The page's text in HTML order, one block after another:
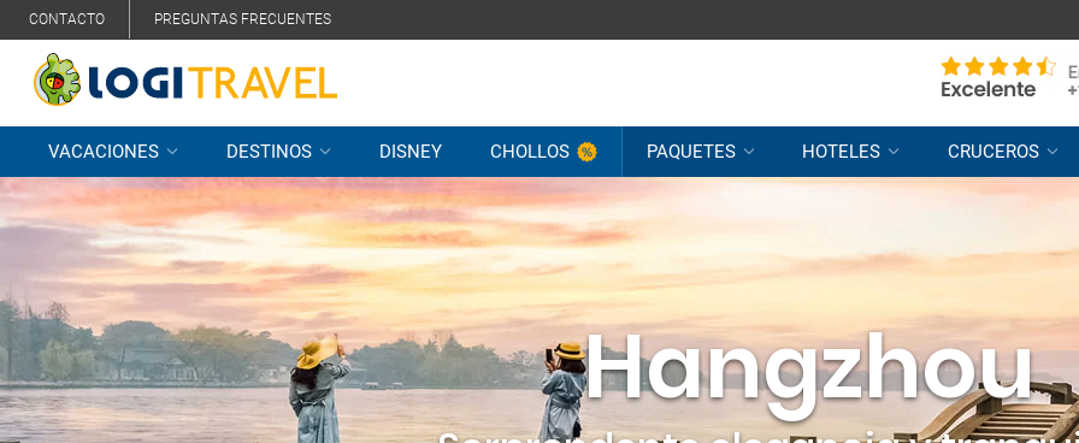
CONTACTO PREGUNTAS FRECUENTES
VACACIONES DESTINOS DISNEY CHOLLOS PAQUETES HOTELES CRUCEROS
Hangzhou